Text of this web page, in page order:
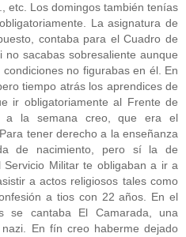
etc. Los domingos también tenías
La asignatura de
contaba para el Cuadro de
no sacabas sobresaliente aunque
no figurabas en él. En
tiempo atrás los aprendices de
ir obligatoriamente al Frente de
a la semana creo, que era el
tener derecho a la enseñanza
de nacimiento, pero sí la de
Servicio Militar te obligaban a ir a
a actos religiosos tales como
a tios con 22 años. En el
se cantaba El Camarada, una
En fín creo haberme dejado